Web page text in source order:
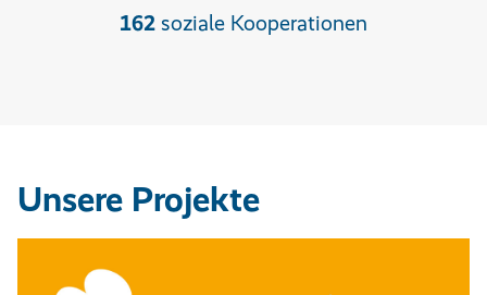
162 soziale Kooperationen
Unsere Projekte